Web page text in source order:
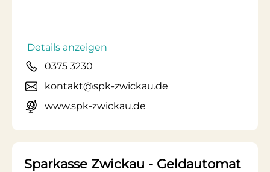
Details anzeigen
0375 3230
kontakt@spk-zwickau.de
www.spk-zwickau.de
Sparkasse Zwickau - Geldautomat